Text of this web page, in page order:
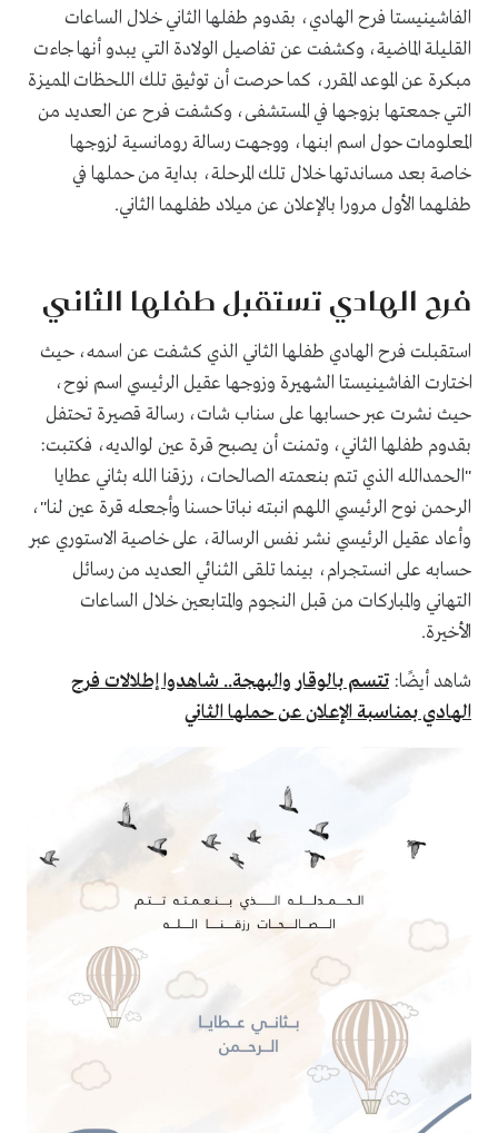
الفاشينيستا فرح الهادي، بقدوم طفلها الثاني خلال الساعات
القليلة الماضية، وكشفت عن تفاصيل الولادة التي يبدو أنها جاءت
مبكرة عن الموعد المقرر، كما حرصت أن توثيق تلك اللحظات المميزة
التي جمعتها بزوجها في المستشفى، وكشفت فرح عن العديد من
المعلومات حول اسم ابنها، ووجهت رسالة رومانسية لزوجها
خاصة بعد مساندتها خلال تلك المرحلة، بداية من حملها في
طفلهما الأول مرورا بالإعلان عن ميلاد طفلهما الثاني.
فرح الهادي تستقبل طفلها الثاني
استقبلت فرح الهادي طفلها الثاني الذي كشفت عن اسمه، حيث
اختارت الفاشينيستا الشهيرة وزوجها عقيل الرئيسي اسم نوح،
حيث نشرت عبر حسابها على سناب شات، رسالة قصيرة تحتفل
بقدوم طفلها الثاني، وتمنت أن يصبح قرة عين لوالديه، فكتبت:
"الحمدالله الذي تتم بنعمته الصالحات، رزقنا الله بثاني عطايا
الرحمن نوح الرئيسي اللهم انبته نباتا حسنا وأجعله قرة عين لنا"،
وأعاد عقيل الرئيسي نشر نفس الرسالة، على خاصية الاستوري عبر
حسابه على انستجرام، بينما تلقى الثنائي العديد من رسائل
التهاني والمباركات من قبل النجوم والمتابعين خلال الساعات
الأخيرة.
شاهد أيضًا: تتسم بالوقار والبهجة.. شاهدوا إطلالات فرح
الهادي بمناسبة الإعلان عن حملها الثاني